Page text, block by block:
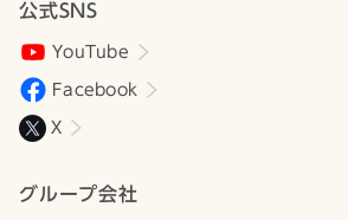
公式SNS
YouTube
Facebook
X
グループ会社